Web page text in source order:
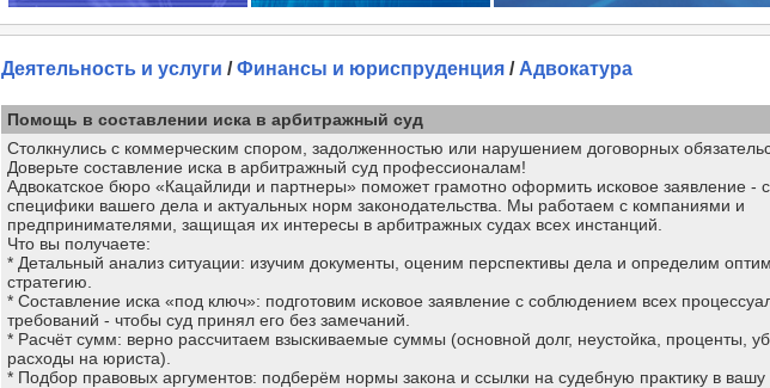
Деятельность и услуги /Финансы и юриспруденция / Адвокатура
Помощь в составлении иска в арбитражный суд
Столкнулись с коммерческим спором, задолженностью или нарушением договорных
Доверьте составление иска в арбитражный суд профессионалам!
Адвокатское бюро «Кацайлиди и партнеры» поможет грамотно оформить исковое заявление -
специфики вашего дела и актуальных норм законодательства. Мы работаем с компаниями и
предпринимателями, защищая их интересы в арбитражных судах всех инстанций.
Что вы получаете:
* Детальный анализ ситуации: изучим документы, оценим перспективы дела и определим
стратегию.
* Составление иска «под ключ»: подготовим исковое заявление с соблюдением всех
требований - чтобы суд принял его без замечаний.
* Расчёт сумм: верно рассчитаем взыскиваемые суммы (основной долг, неустойка, проценты,
расходы на юриста).
* Подбор правовых аргументов: подберём нормы закона и ссылки на судебную практику в вашу